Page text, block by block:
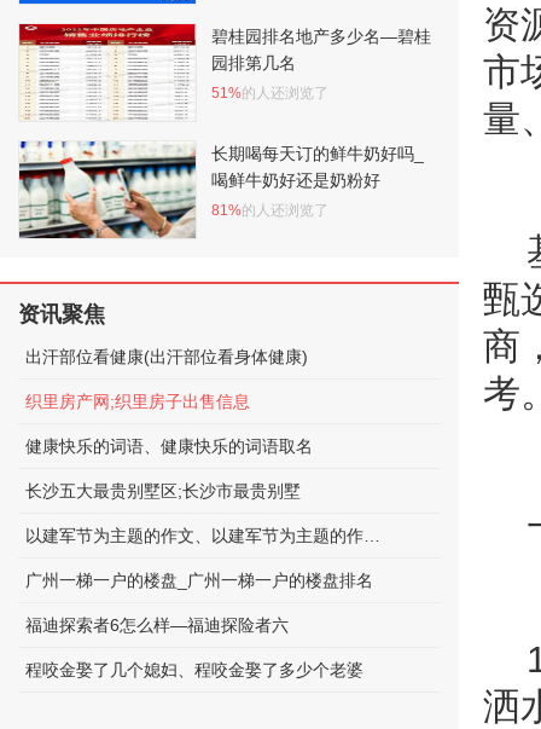
资
市
量
甄
商
考
洒
碧桂园排名地产多少名—碧桂
园排第几名
51%的人还浏览了
长期喝每天订的鲜牛奶好吗_
喝鲜牛奶好还是奶粉好
81%的人还浏览了
资讯聚焦
出汗部位看健康(出汗部位看身体健康)
织里房产网;织里房子出售信息
健康快乐的词语、健康快乐的词语取名
长沙五大最贵别墅区;长沙市最贵别墅
广州一梯一户的楼盘_广州一梯一户的楼盘排名
福迪探索者6怎么样—福迪探险者六
程咬金娶了几个媳妇、程咬金娶了多少个老婆